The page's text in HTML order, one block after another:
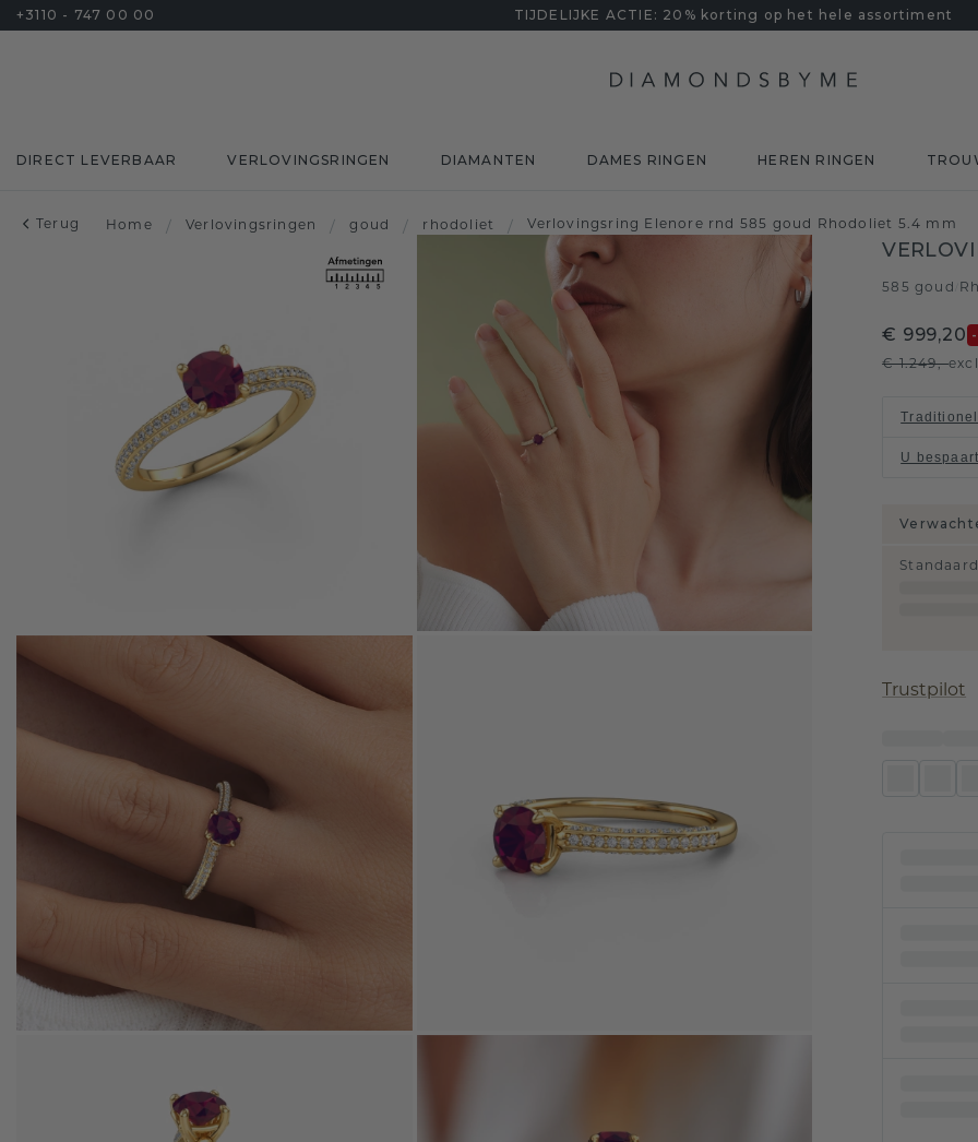
+3110 - 747 00 00 TIJDELIJKE ACTIE: 20% korting op het hele assortiment
DIRECT LEVERBAAR VERLOVINGSRINGEN DIAMANTEN DAMES RINGEN HEREN RINGEN
Terug Home / Verlovingsringen / goud / rhodoliet / Verlovingsring Elenore rnd 585 goud Rhodoliet 5.4 mm
585 goud
€ 999,20
€ 1.249,-
U bespaart
Standaard
Trustpilot